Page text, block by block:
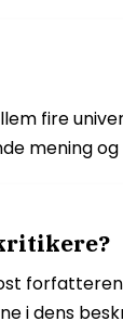
fire
mening
dens